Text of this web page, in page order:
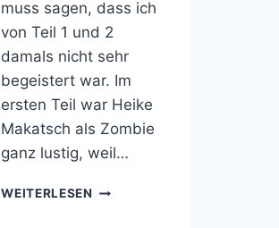
muss sagen, dass ich
von Teil 1 und 2
damals nicht sehr
begeistert war. Im
ersten Teil war Heike
Makatsch als Zombie
ganz lustig, weil…
WEITERLESEN RESIDENT